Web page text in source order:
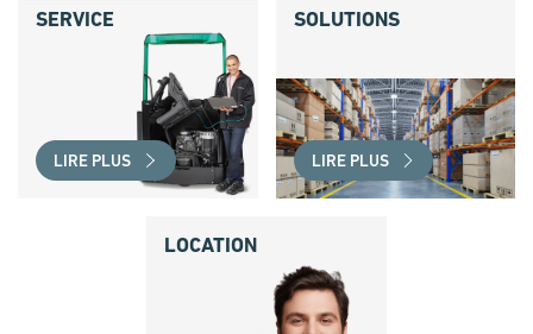
SERVICE
LIRE PLUS
SOLUTIONS
LIRE PLUS
LOCATION